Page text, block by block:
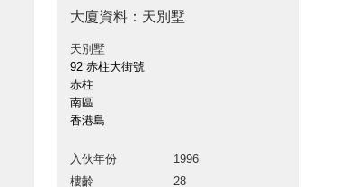
大廈資料：天別墅
天別墅
92 赤柱大街號
赤柱
南區
香港島
入伙年份
1996
樓齡
28